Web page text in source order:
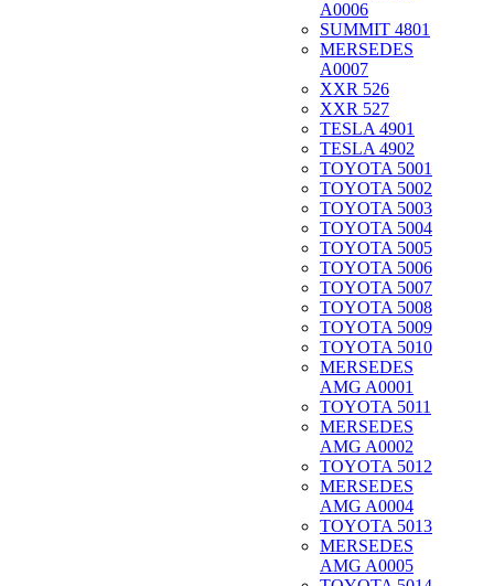
A0006
SUMMIT 4801
MERSEDES
A0007
XXR 526
XXR 527
TESLA 4901
TESLA 4902
TOYOTA 5001
TOYOTA 5002
TOYOTA 5003
TOYOTA 5004
TOYOTA 5005
TOYOTA 5006
TOYOTA 5007
TOYOTA 5008
TOYOTA 5009
TOYOTA 5010
MERSEDES
AMG A0001
TOYOTA 5011
MERSEDES
AMG A0002
TOYOTA 5012
MERSEDES
AMG A0004
TOYOTA 5013
MERSEDES
AMG A0005